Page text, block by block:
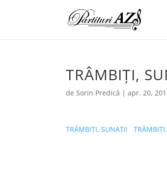
TRÂMBIȚI,
deSorin Predică |apr. 20,
TRÂMBIȚI, SUNAȚI!